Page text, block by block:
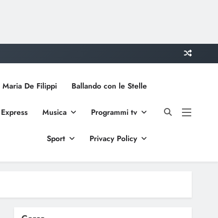
De Filippi Ballando con le Stelle
Musica Programmi tv
Sport Privacy Policy